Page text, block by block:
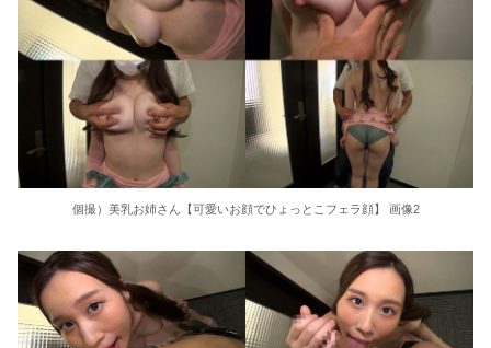
【画像】見せブラ・見せパン、過去にないレベルで流行ってしまうｗｗｗ
サッカーの選手に落雷、帰らぬ人となる
【朗報】 秋田にアラブが2兆円の投資決定ｗｗｗ
【悲報】 味噌ラーメンで行列、出来ない
【半中半外素人】巷で話題のオフパコレイヤー【あの撮影会には何かがある】
個撮）美乳お姉さん【可愛いお顔でひょっとこフェラ顔】 画像2